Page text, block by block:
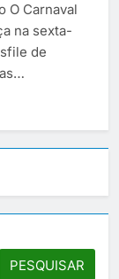
O Carnaval
na sexta-
de
PESQUISAR